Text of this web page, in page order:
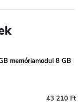
memóriamodul 8 GB
43 210 Ft